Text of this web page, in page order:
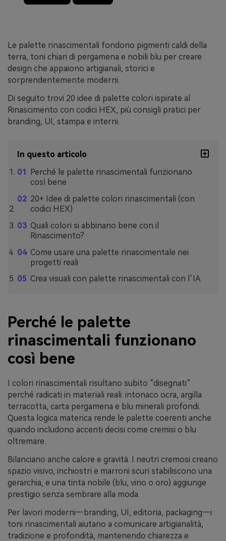
Le palette rinascimentali fondono pigmenti caldi della
terra, toni chiari di pergamena e nobili blu per creare
design che appaiono artigianali, storici e
sorprendentemente moderni.
Di seguito trovi 20 idee di palette colori ispirate al
Rinascimento con codici HEX, più consigli pratici per
branding, UI, stampa e interni.
In questo articolo
Perché le palette rinascimentali funzionano
così bene
20+ Idee di palette colori rinascimentali (con
codici HEX)
Quali colori si abbinano bene con il
Rinascimento?
Come usare una palette rinascimentale nei
progetti reali
Crea visuali con palette rinascimentali con l’IA
Perché le palette
rinascimentali funzionano
così bene
I colori rinascimentali risultano subito “disegnati”
perché radicati in materiali reali: intonaco ocra, argilla
terracotta, carta pergamena e blu minerali profondi.
Questa logica materica rende le palette coerenti anche
quando includono accenti decisi come cremisi o blu
oltremare.
Bilanciano anche calore e gravità. I neutri cremosi creano
spazio visivo, inchiostri e marroni scuri stabiliscono una
gerarchia, e una tinta nobile (blu, vino o oro) aggiunge
prestigio senza sembrare alla moda.
Per lavori moderni—branding, UI, editoria, packaging—i
toni rinascimentali aiutano a comunicare artigianalità,
tradizione e profondità, mantenendo chiarezza e